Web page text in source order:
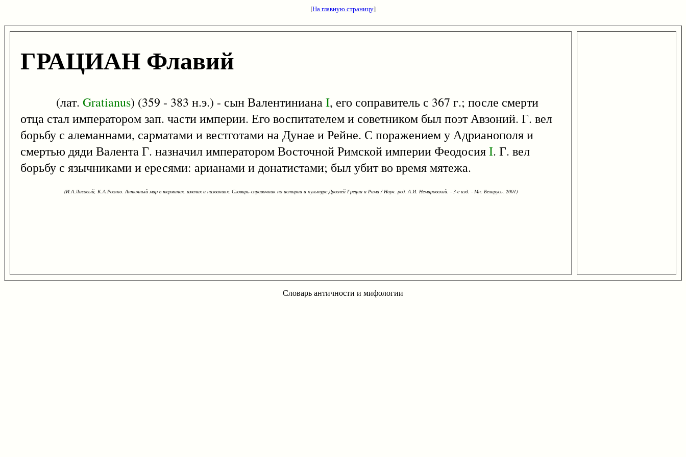
[На главную страницу]
ГРАЦИАН Флавий
(лат. Gratianus) (359 - 383 н.э.) - сын ВалентинианаI, его соправитель с 367 г.; после смерти
отца стал императором зап. части империи. Его воспитателем и советником был поэт Авзоний. Г. вел
борьбу с алеманнами, сарматами и вестготами на Дунае и Рейне. С поражением у Адрианополя и
смертью дяди Валента Г. назначил императором Восточной Римской империи ФеодосияI. Г. вел
борьбу с язычниками и ересями: арианами и донатистами; был убит во время мятежа.
(И.А.Лисовый, К.А.Ревяко. Античный мир в терминах, именах и названиях: Словарь-справочник по истории и культуре Древней Греции и Рима / Науч. ред. А.И. Немировский. - 3-е изд. - Мн: Беларусь, 2001)
Словарь античности и мифологии